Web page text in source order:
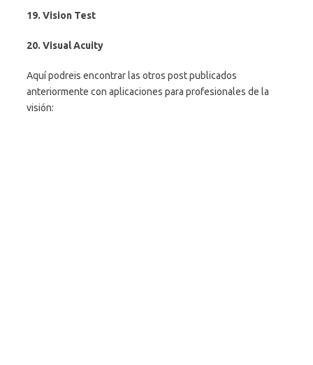
19. Vision Test
20. Visual Acuity
Aquí podreis encontrar las otros post publicados
anteriormente con aplicaciones para profesionales de la
visión: